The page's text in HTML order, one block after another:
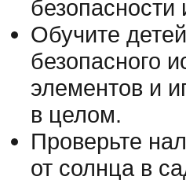
Обучите
безопасного
элементов и
в целом.
Проверьте
от солнца в